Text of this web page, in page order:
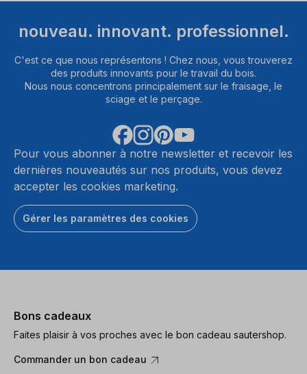
nouveau. innovant. professionnel.
C'est ce que nous représentons ! Chez nous, vous trouverez
des produits innovants pour le travail du bois.
Nous nous concentrons principalement sur le fraisage, le
sciage et le perçage.
Pour vous abonner à notre newsletter et recevoir les
dernières nouveautés sur nos produits, vous devez
accepter les cookies marketing.
Gérer les paramètres des cookies
Bons cadeaux
Faites plaisir à vos proches avec le bon cadeau sautershop.
Commander un bon cadeau